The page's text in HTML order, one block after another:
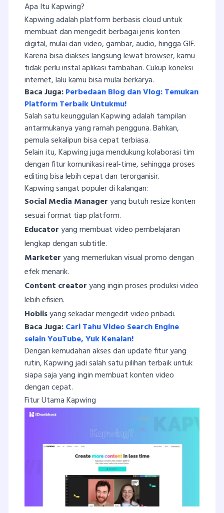
Apa Itu Kapwing?
Kapwing adalah platform berbasis cloud untuk
membuat dan mengedit berbagai jenis konten
digital, mulai dari video, gambar, audio, hingga GIF.
Karena bisa diakses langsung lewat browser, kamu
tidak perlu instal aplikasi tambahan. Cukup koneksi
internet, lalu kamu bisa mulai berkarya.
Baca Juga:Perbedaan Blog dan Vlog: Temukan
Platform Terbaik Untukmu!
Salah satu keunggulan Kapwing adalah tampilan
antarmukanya yang ramah pengguna. Bahkan,
pemula sekalipun bisa cepat terbiasa.
Selain itu, Kapwing juga mendukung kolaborasi tim
dengan fitur komunikasi real-time, sehingga proses
editing bisa lebih cepat dan terorganisir.
Kapwing sangat populer di kalangan:
Social Media Manageryang butuh resize konten
sesuai format tiap platform.
Educatoryang membuat video pembelajaran
lengkap dengan subtitle.
Marketeryang memerlukan visual promo dengan
efek menarik.
Content creatoryang ingin proses produksi video
lebih efisien.
Hobiisyang sekadar mengedit video pribadi.
Baca Juga:Cari Tahu Video Search Engine
selain YouTube, Yuk Kenalan!
Dengan kemudahan akses dan update fitur yang
rutin, Kapwing jadi salah satu pilihan terbaik untuk
siapa saja yang ingin membuat konten video
dengan cepat.
Fitur Utama Kapwing